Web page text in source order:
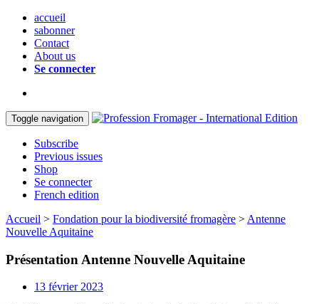
accueil
sabonner
Contact
About us
Se connecter
Toggle navigation
Subscribe
Previous issues
Shop
Se connecter
French edition
Accueil > Fondation pour la biodiversité fromagère > Antenne
Nouvelle Aquitaine
Présentation Antenne Nouvelle Aquitaine
13 février 2023